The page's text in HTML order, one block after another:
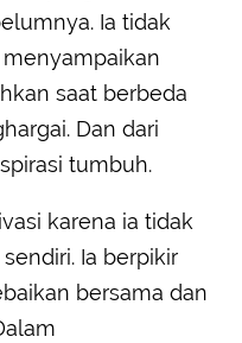
Ia tidak
saat berbeda
Dan dari
tumbuh.
karena ia tidak
Ia berpikir
bersama dan